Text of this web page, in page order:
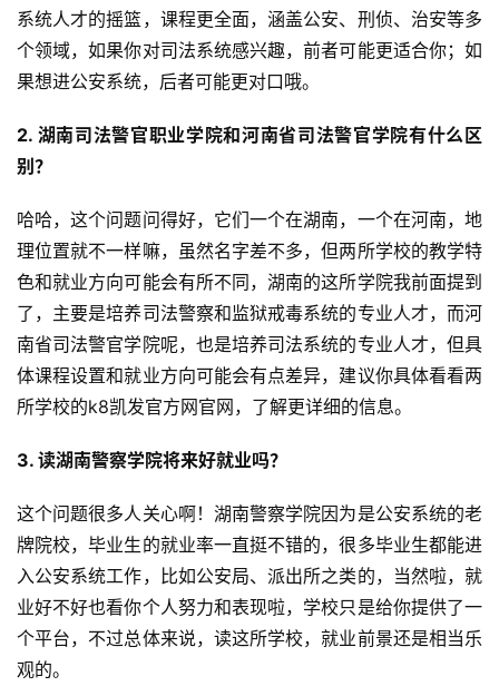
系统人才的摇篮，课程更全面，涵盖公安、刑侦、治安等多
个领域，如果你对司法系统感兴趣，前者可能更适合你；如
果想进公安系统，后者可能更对口哦。
2. 湖南司法警官职业学院和河南省司法警官学院有什么区
别？
哈哈，这个问题问得好，它们一个在湖南，一个在河南，地
理位置就不一样嘛，虽然名字差不多，但两所学校的教学特
色和就业方向可能会有所不同，湖南的这所学院我前面提到
了，主要是培养司法警察和监狱戒毒系统的专业人才，而河
南省司法警官学院呢，也是培养司法系统的专业人才，但具
体课程设置和就业方向可能会有点差异，建议你具体看看两
所学校的k8凯发官方网官网，了解更详细的信息。
3. 读湖南警察学院将来好就业吗？
这个问题很多人关心啊！湖南警察学院因为是公安系统的老
牌院校，毕业生的就业率一直挺不错的，很多毕业生都能进
入公安系统工作，比如公安局、派出所之类的，当然啦，就
业好不好也看你个人努力和表现啦，学校只是给你提供了一
个平台，不过总体来说，读这所学校，就业前景还是相当乐
观的。